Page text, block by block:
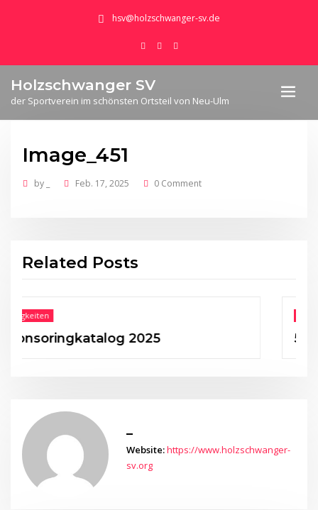
hsv@holzschwanger-sv.de
Holzschwanger SV
der Sportverein im schönsten Ortsteil von Neu-Ulm
Image_451
by Feb. 17, 2025 0 Comment
Related Posts
2025 50 Jahre
_
Website:https://www.holzschwanger-
sv.org